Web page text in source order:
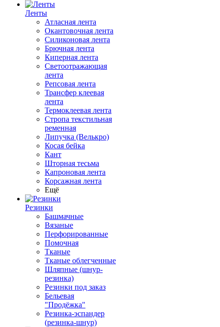
Ленты
Атласная лента
Окантовочная лента
Силиконовая лента
Брючная лента
Киперная лента
Светоотражающая
лента
Репсовая лента
Трансфер клеевая
лента
Термоклеевая лента
Стропа текстильная
ременная
Липучка (Велькро)
Косая бейка
Кант
Шторная тесьма
Капроновая лента
Корсажная лента
Ещё
Резинки
Башмачные
Вязаные
Перфорированные
Помочная
Тканые
Тканые облегченные
Шляпные (шнур-
резинка)
Резинки под заказ
Бельевая
"Продёжка"
Резинка-эспандер
(резинка-шнур)